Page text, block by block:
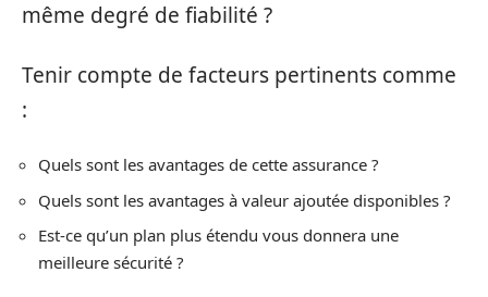
même degré de fiabilité ?
Tenir compte de facteurs pertinents comme
:
Quels sont les avantages de cette assurance ?
Quels sont les avantages à valeur ajoutée disponibles ?
Est-ce qu’un plan plus étendu vous donnera une
meilleure sécurité ?